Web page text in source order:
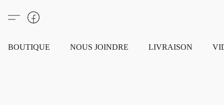
BOUTIQUE NOUS JOINDRE LIVRAISON